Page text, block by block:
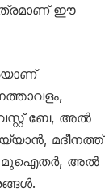
ഈ
ബേ, അൽ
മദീനത്ത്
മുഐതർ, അൽ